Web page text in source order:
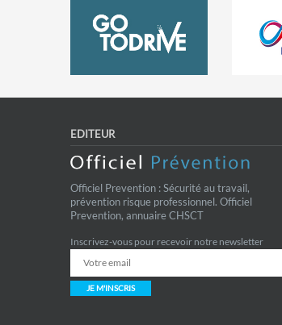
EDITEUR
Officiel Prevention : Sécurité au travail,
prévention risque professionnel. Officiel
Prevention, annuaire CHSCT
Inscrivez-vous pour recevoir notre newsletter
JE M'INSCRIS